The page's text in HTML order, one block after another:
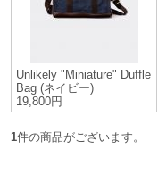
Unlikely "Miniature" Duffle
Bag (ネイビー)
19,800円
1件の商品がございます。